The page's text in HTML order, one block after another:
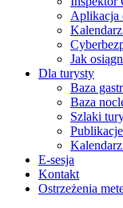
Aplikacja
Jak
Dla turysty
Baza
Baza
Szlaki
Publikacje
E-sesja
Kontakt
Ostrzeżenia